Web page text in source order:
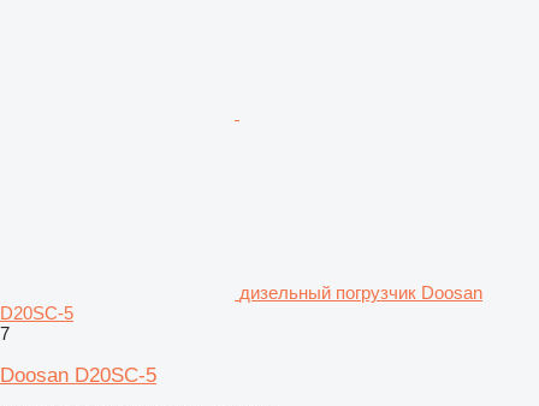
дизельный погрузчик Doosan
D20SC-5
7
Doosan D20SC-5